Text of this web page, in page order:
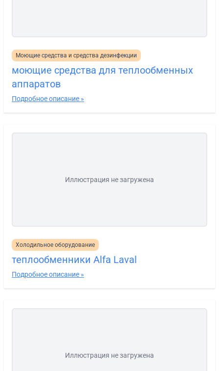
Моющие средства и средства дезинфекции
моющие средства для теплообменных
аппаратов
Подробное описание »
Иллюстрация не загружена
Холодильное оборудование
теплообменники Alfa Laval
Подробное описание »
Иллюстрация не загружена